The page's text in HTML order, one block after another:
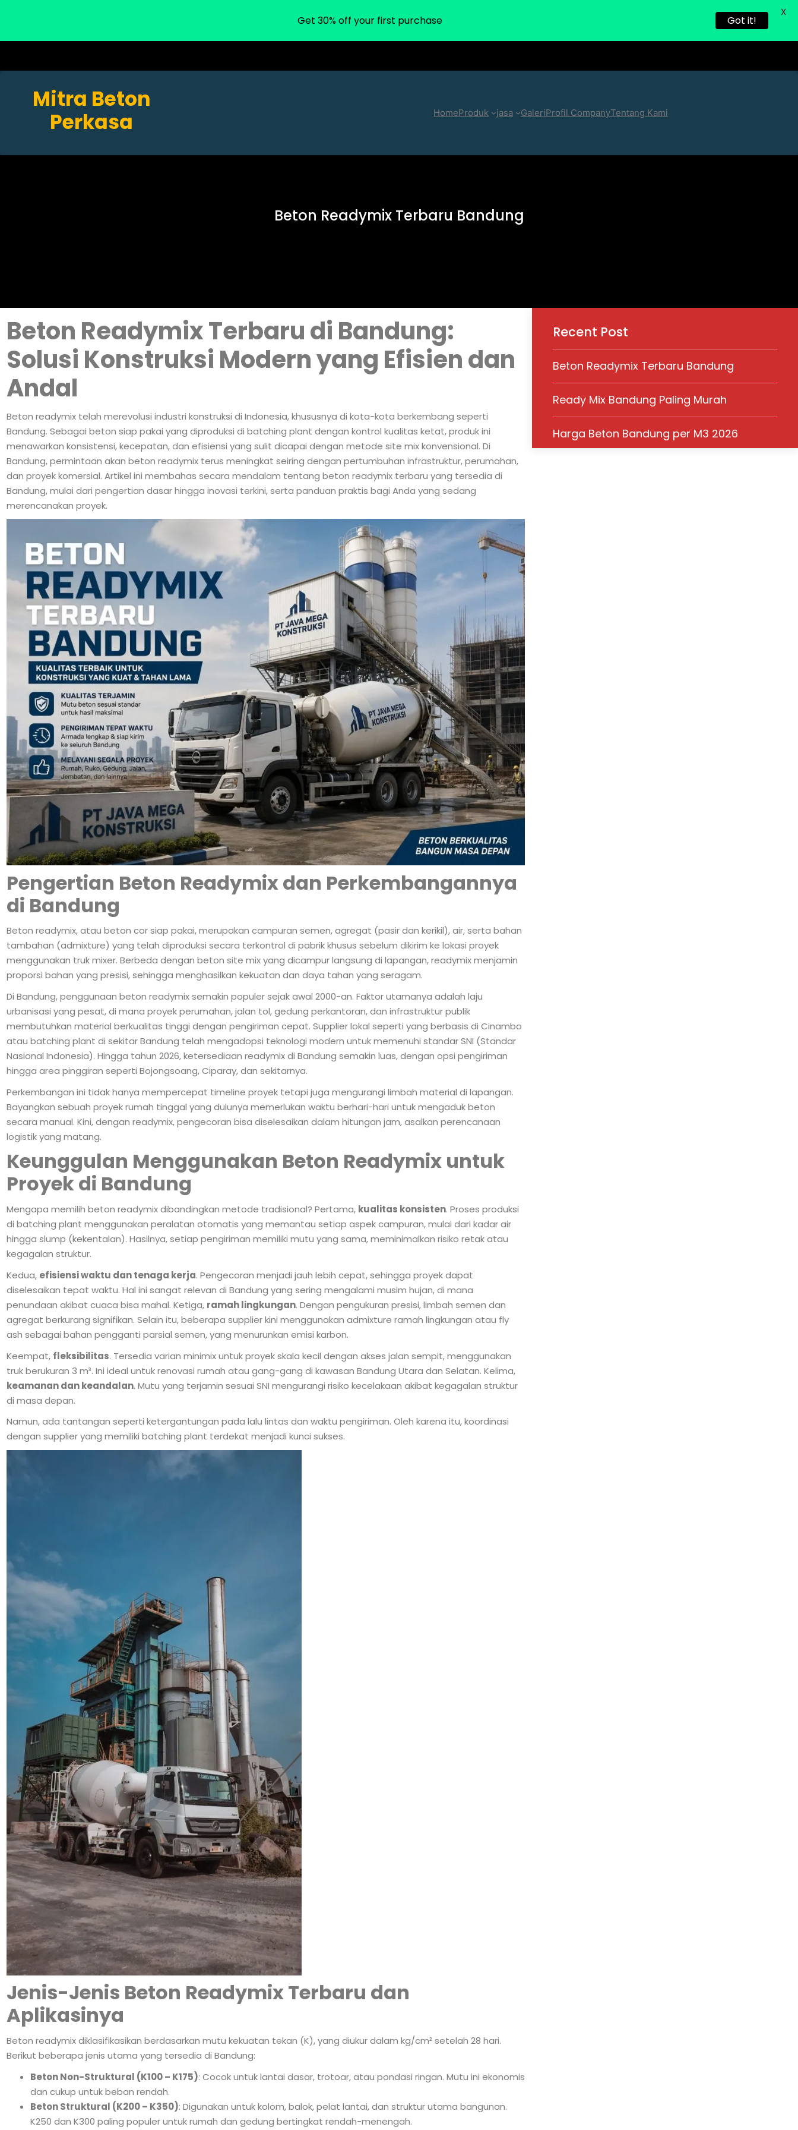
Mitra Beton
Perkasa
HomeProduk jasa GaleriProfil CompanyTentang Kami
Beton Readymix Terbaru Bandung
Beton Readymix Terbaru di Bandung:
Solusi Konstruksi Modern yang Efisien dan
Andal
Beton readymix telah merevolusi industri konstruksi di Indonesia, khususnya di kota-kota berkembang seperti
Bandung. Sebagai beton siap pakai yang diproduksi di batching plant dengan kontrol kualitas ketat, produk ini
menawarkan konsistensi, kecepatan, dan efisiensi yang sulit dicapai dengan metode site mix konvensional. Di
Bandung, permintaan akan beton readymix terus meningkat seiring dengan pertumbuhan infrastruktur, perumahan,
dan proyek komersial. Artikel ini membahas secara mendalam tentang beton readymix terbaru yang tersedia di
Bandung, mulai dari pengertian dasar hingga inovasi terkini, serta panduan praktis bagi Anda yang sedang
merencanakan proyek.
Pengertian Beton Readymix dan Perkembangannya
di Bandung
Beton readymix, atau beton cor siap pakai, merupakan campuran semen, agregat (pasir dan kerikil), air, serta bahan
tambahan (admixture) yang telah diproduksi secara terkontrol di pabrik khusus sebelum dikirim ke lokasi proyek
menggunakan truk mixer. Berbeda dengan beton site mix yang dicampur langsung di lapangan, readymix menjamin
proporsi bahan yang presisi, sehingga menghasilkan kekuatan dan daya tahan yang seragam.
Di Bandung, penggunaan beton readymix semakin populer sejak awal 2000-an. Faktor utamanya adalah laju
urbanisasi yang pesat, di mana proyek perumahan, jalan tol, gedung perkantoran, dan infrastruktur publik
membutuhkan material berkualitas tinggi dengan pengiriman cepat. Supplier lokal seperti yang berbasis di Cinambo
atau batching plant di sekitar Bandung telah mengadopsi teknologi modern untuk memenuhi standar SNI (Standar
Nasional Indonesia). Hingga tahun 2026, ketersediaan readymix di Bandung semakin luas, dengan opsi pengiriman
hingga area pinggiran seperti Bojongsoang, Ciparay, dan sekitarnya.
Perkembangan ini tidak hanya mempercepat timeline proyek tetapi juga mengurangi limbah material di lapangan.
Bayangkan sebuah proyek rumah tinggal yang dulunya memerlukan waktu berhari-hari untuk mengaduk beton
secara manual. Kini, dengan readymix, pengecoran bisa diselesaikan dalam hitungan jam, asalkan perencanaan
logistik yang matang.
Keunggulan Menggunakan Beton Readymix untuk
Proyek di Bandung
Mengapa memilih beton readymix dibandingkan metode tradisional? Pertama, kualitas konsisten. Proses produksi
di batching plant menggunakan peralatan otomatis yang memantau setiap aspek campuran, mulai dari kadar air
hingga slump (kekentalan). Hasilnya, setiap pengiriman memiliki mutu yang sama, meminimalkan risiko retak atau
kegagalan struktur.
Kedua, efisiensi waktu dan tenaga kerja. Pengecoran menjadi jauh lebih cepat, sehingga proyek dapat
diselesaikan tepat waktu. Hal ini sangat relevan di Bandung yang sering mengalami musim hujan, di mana
penundaan akibat cuaca bisa mahal. Ketiga, ramah lingkungan. Dengan pengukuran presisi, limbah semen dan
agregat berkurang signifikan. Selain itu, beberapa supplier kini menggunakan admixture ramah lingkungan atau fly
ash sebagai bahan pengganti parsial semen, yang menurunkan emisi karbon.
Keempat, fleksibilitas. Tersedia varian minimix untuk proyek skala kecil dengan akses jalan sempit, menggunakan
truk berukuran 3 m³. Ini ideal untuk renovasi rumah atau gang-gang di kawasan Bandung Utara dan Selatan. Kelima,
keamanan dan keandalan. Mutu yang terjamin sesuai SNI mengurangi risiko kecelakaan akibat kegagalan struktur
di masa depan.
Namun, ada tantangan seperti ketergantungan pada lalu lintas dan waktu pengiriman. Oleh karena itu, koordinasi
dengan supplier yang memiliki batching plant terdekat menjadi kunci sukses.
Jenis-Jenis Beton Readymix Terbaru dan
Aplikasinya
Beton readymix diklasifikasikan berdasarkan mutu kekuatan tekan (K), yang diukur dalam kg/cm² setelah 28 hari.
Berikut beberapa jenis utama yang tersedia di Bandung:
Beton Non-Struktural (K100 – K175): Cocok untuk lantai dasar, trotoar, atau pondasi ringan. Mutu ini ekonomis
dan cukup untuk beban rendah.
Beton Struktural (K200 – K350): Digunakan untuk kolom, balok, pelat lantai, dan struktur utama bangunan.
K250 dan K300 paling populer untuk rumah dan gedung bertingkat rendah-menengah.
Recent Post
Beton Readymix Terbaru Bandung
Ready Mix Bandung Paling Murah
Harga Beton Bandung per M3 2026
Get 30% off your first purchase Got it!
X